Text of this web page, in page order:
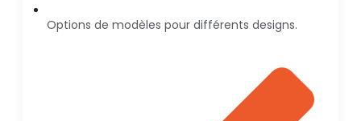
Options de modèles pour différents designs.